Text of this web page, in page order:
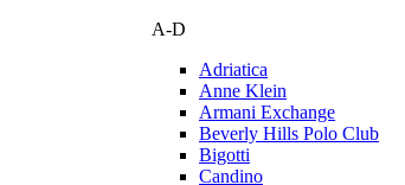
A-D
Adriatica
Anne Klein
Armani Exchange
Beverly Hills Polo Club
Bigotti
Candino